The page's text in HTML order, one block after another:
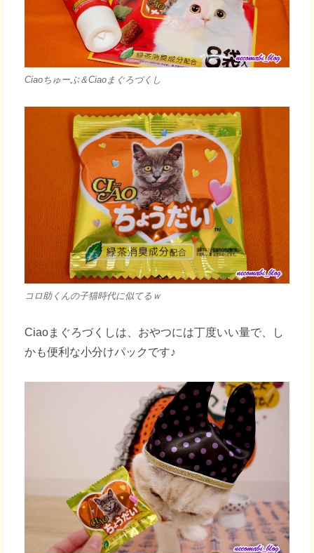
Ciaoちゅーぶ＆Ciaoまぐろづくし
コロ助くんの子猫時代に似てるｗ
Ciaoまぐろづくしは、おやつには丁度いい量で、し
かも便利な小分けパックです♪